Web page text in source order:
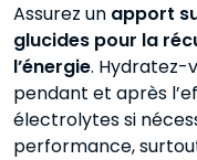
Assurez un apport
glucides pour la
l’énergie. Hydratez-
pendant et après
électrolytes si
performance,